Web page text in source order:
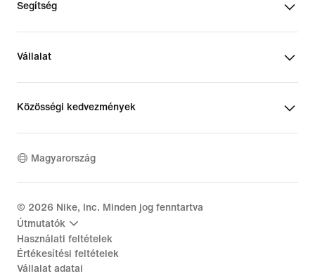
Segítség
Vállalat
Közösségi kedvezmények
Magyarország
© 2026 Nike, Inc. Minden jog fenntartva
Útmutatók
Használati feltételek
Értékesítési feltételek
Vállalat adatai